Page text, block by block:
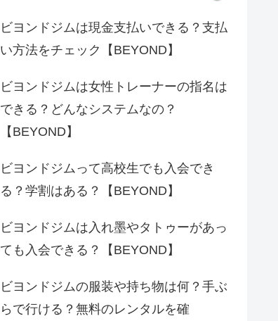
ビヨンドジムは現金支払いできる？支払
い方法をチェック【BEYOND】
ビヨンドジムは女性トレーナーの指名は
できる？どんなシステムなの？
【BEYOND】
ビヨンドジムって高校生でも入会でき
る？学割はある？【BEYOND】
ビヨンドジムは入れ墨やタトゥーがあっ
ても入会できる？【BEYOND】
ビヨンドジムの服装や持ち物は何？手ぶ
らで行ける？無料のレンタルを確